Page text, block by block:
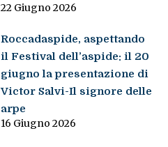
22 Giugno 2026
Roccadaspide, aspettando
il Festival dell’aspide: il 20
giugno la presentazione di
Victor Salvi-Il signore delle
arpe
16 Giugno 2026